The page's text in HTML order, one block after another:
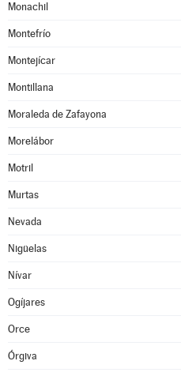
Monachil
Montefrío
Montejícar
Montillana
Moraleda de Zafayona
Morelábor
Motril
Murtas
Nevada
Nigüelas
Nívar
Ogíjares
Orce
Órgiva